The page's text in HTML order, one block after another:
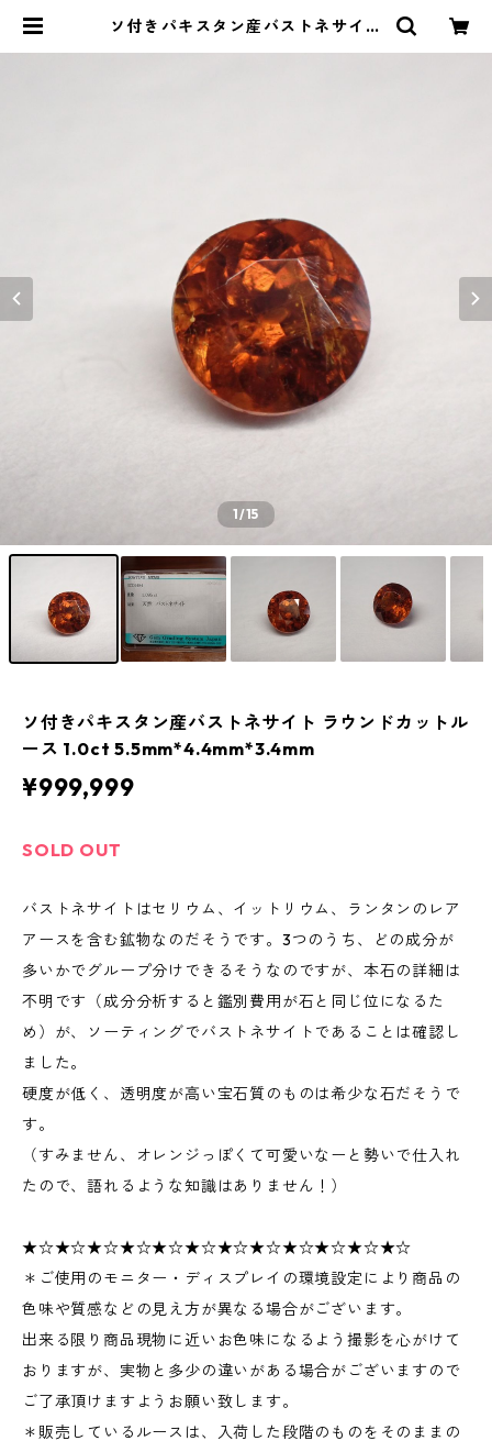
ソ付きパキスタン産バストネサイト
1/15
ソ付きパキスタン産バストネサイト ラウンドカットル
ース 1.0ct 5.5mm*4.4mm*3.4mm
¥999,999
SOLD OUT
バストネサイトはセリウム、イットリウム、ランタンのレア
アースを含む鉱物なのだそうです。3つのうち、どの成分が
多いかでグループ分けできるそうなのですが、本石の詳細は
不明です（成分分析すると鑑別費用が石と同じ位になるた
め）が、ソーティングでバストネサイトであることは確認し
ました。
硬度が低く、透明度が高い宝石質のものは希少な石だそうで
す。
（すみません、オレンジっぽくて可愛いなーと勢いで仕入れ
たので、語れるような知識はありません！）
★☆★☆★☆★☆★☆★☆★☆★☆★☆★☆★☆★☆
＊ご使用のモニター・ディスプレイの環境設定により商品の
色味や質感などの見え方が異なる場合がございます。
出来る限り商品現物に近いお色味になるよう撮影を心がけて
おりますが、実物と多少の違いがある場合がございますので
ご了承頂けますようお願い致します。
＊販売しているルースは、入荷した段階のものをそのままの